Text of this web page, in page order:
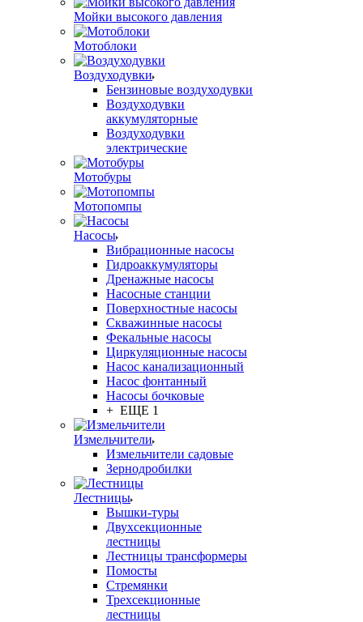
Мойки высокого давления
Мотоблоки
Воздуходувки
Бензиновые воздуходувки
Воздуходувки
аккумуляторные
Воздуходувки
электрические
Мотобуры
Мотопомпы
Насосы
Вибрационные насосы
Гидроаккумуляторы
Дренажные насосы
Насосные станции
Поверхностные насосы
Скважинные насосы
Фекальные насосы
Циркуляционные насосы
Насос канализационный
Насос фонтанный
Насосы бочковые
+ ЕЩЕ 1
Измельчители
Измельчители садовые
Зернодробилки
Лестницы
Вышки-туры
Двухсекционные
лестницы
Лестницы трансформеры
Помосты
Стремянки
Трехсекционные
лестницы